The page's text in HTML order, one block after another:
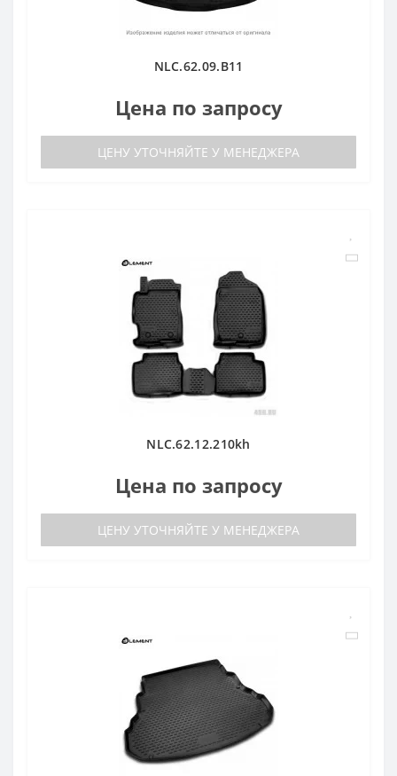
NLC.62.09.B11
Цена по запросу
ЦЕНУ УТОЧНЯЙТЕ У МЕНЕДЖЕРА
NLC.62.12.210kh
Цена по запросу
ЦЕНУ УТОЧНЯЙТЕ У МЕНЕДЖЕРА